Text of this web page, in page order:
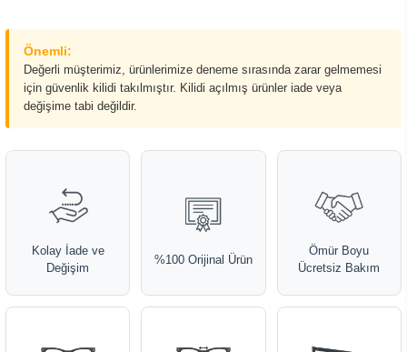
Önemli:
Değerli müşterimiz, ürünlerimize deneme sırasında zarar gelmemesi
için güvenlik kilidi takılmıştır. Kilidi açılmış ürünler iade veya
değişime tabi değildir.
Kolay İade ve
Değişim
%100 Orijinal Ürün
Ömür Boyu
Ücretsiz Bakım